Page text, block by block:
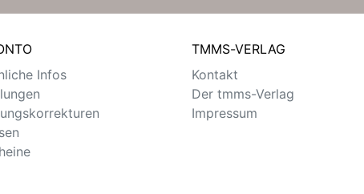
Infos
TMMS-VERLAG
Kontakt
Der tmms-Verlag
Impressum